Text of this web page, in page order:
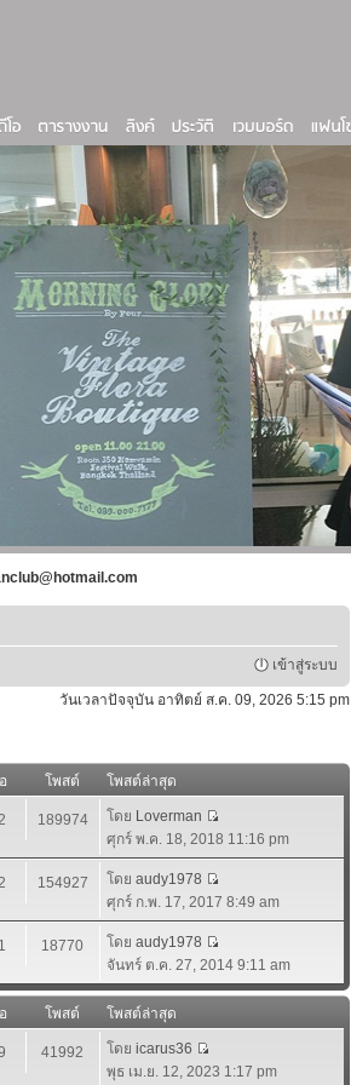
เข้าสู่ระบบ
วันเวลาปัจจุบัน อาทิตย์ ส.ค. 09, 2026 5:15 pm
โพสต์
โพสต์ล่าสุด
189974 โดย Loverman
ศุกร์ พ.ค. 18, 2018 11:16 pm
154927 โดย audy1978
ศุกร์ ก.พ. 17, 2017 8:49 am
18770 โดย audy1978
จันทร์ ต.ค. 27, 2014 9:11 am
โพสต์
โพสต์ล่าสุด
41992 โดย icarus36
พุธ เม.ย. 12, 2023 1:17 pm